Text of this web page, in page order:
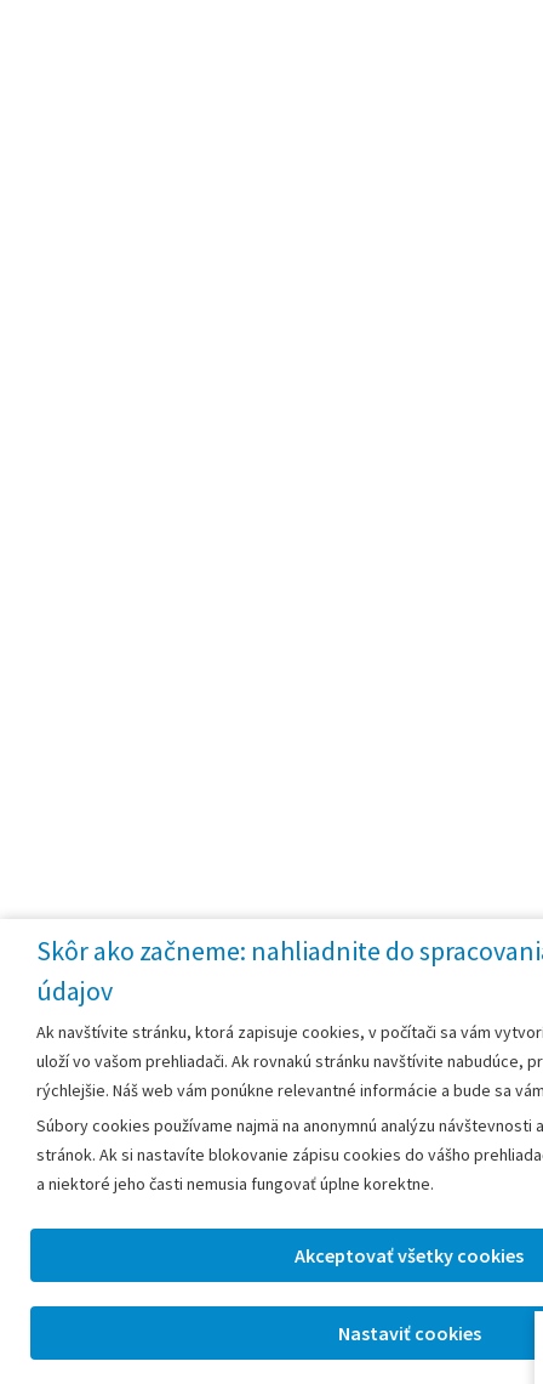
Skôr ako začneme: nahliadnite do
údajov
Ak navštívite stránku, ktorá zapisuje cookies, v počítači sa vám
uloží vo vašom prehliadači. Ak rovnakú stránku navštívite nabudúce,
rýchlejšie. Náš web vám ponúkne relevantné informácie a bude sa
Súbory cookies používame najmä na anonymnú analýzu návštevnosti
stránok. Ak si nastavíte blokovanie zápisu cookies do vášho
a niektoré jeho časti nemusia fungovať úplne korektne.